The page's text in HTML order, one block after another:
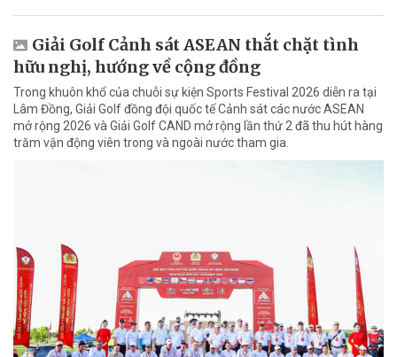
Giải Golf Cảnh sát ASEAN thắt chặt tình
hữu nghị, hướng về cộng đồng
Trong khuôn khổ của chuỗi sự kiện Sports Festival 2026 diễn ra tại
Lâm Đồng, Giải Golf đồng đội quốc tế Cảnh sát các nước ASEAN
mở rộng 2026 và Giải Golf CAND mở rộng lần thứ 2 đã thu hút hàng
trăm vận động viên trong và ngoài nước tham gia.